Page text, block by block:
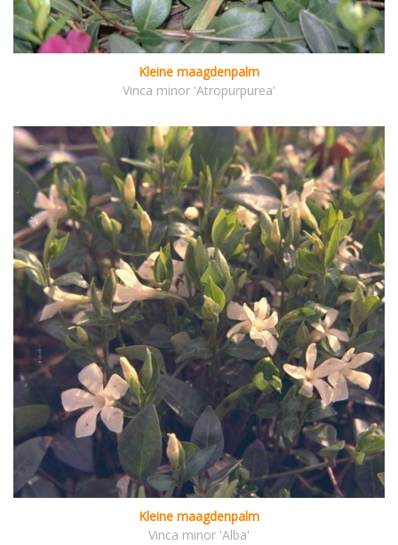
Kleine maagdenpalm
Vinca minor 'Atropurpurea'
Kleine maagdenpalm
Vinca minor 'Alba'